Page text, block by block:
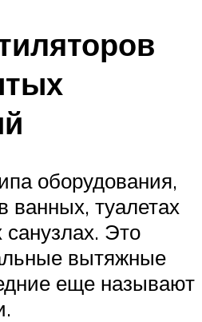
оборудования,
ванных, туалетах
Это
вытяжные
еще называют